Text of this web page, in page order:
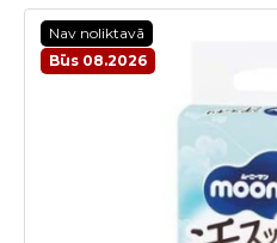
Nav noliktavā
Būs 08.2026